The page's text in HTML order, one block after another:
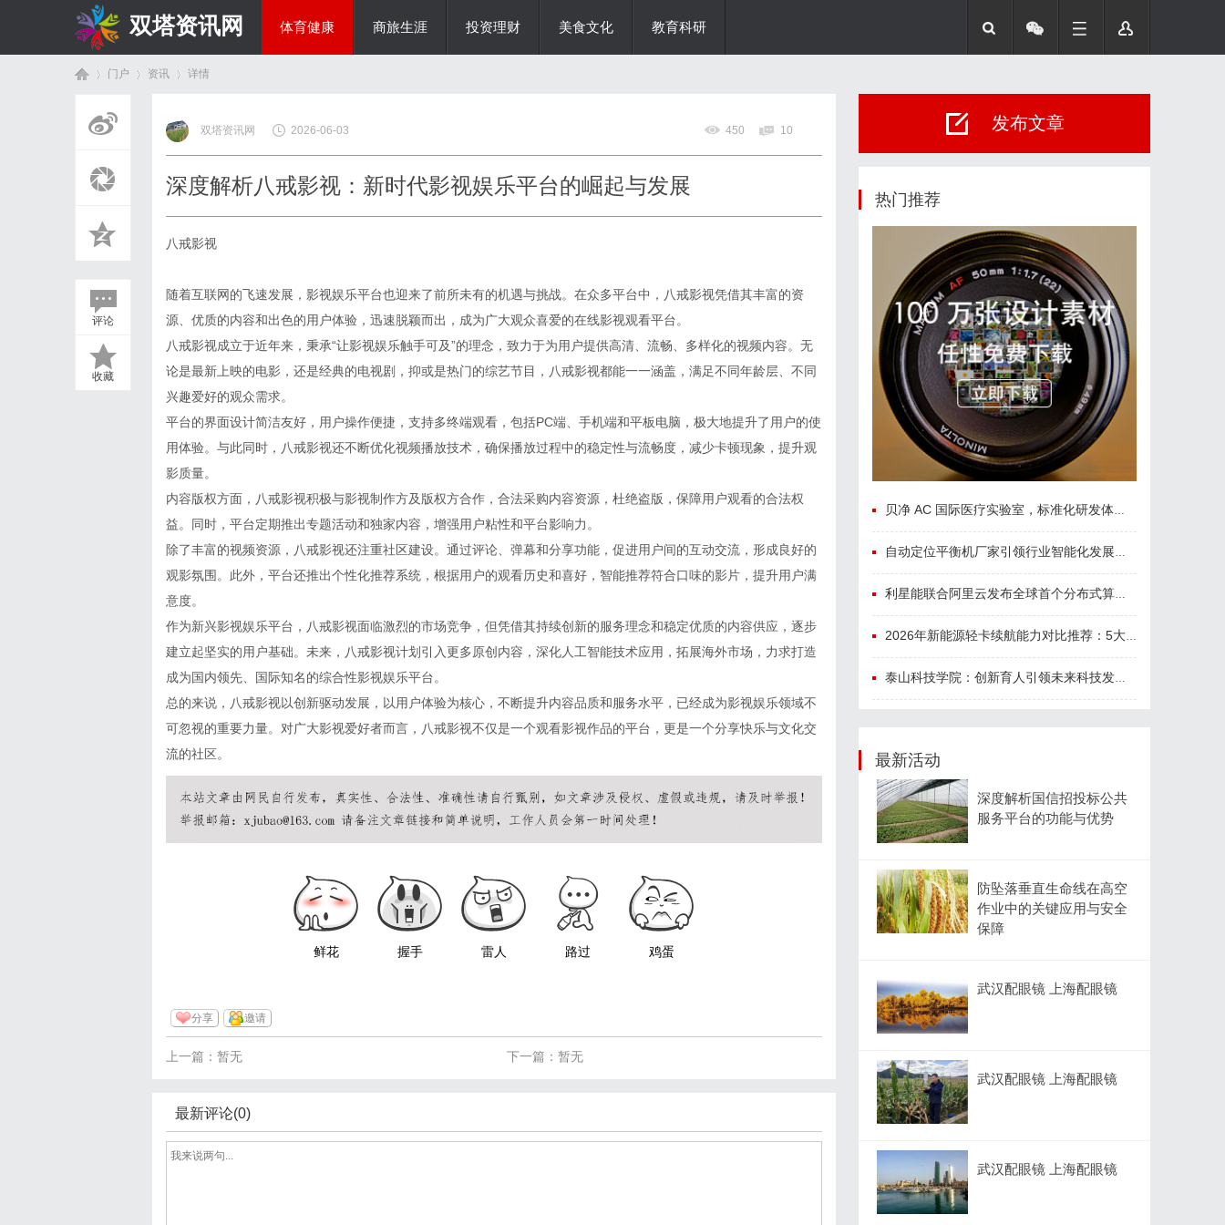
双塔资讯网 体育健康 商旅生涯 投资理财 美食文化 教育科研
门户 资讯
›
详情
评论
收藏
双塔资讯网 2026-06-03 450 10
深度解析八戒影视：新时代影视娱乐平台的崛起与发展
八戒影视
随着互联网的飞速发展，影视娱乐平台也迎来了前所未有的机遇与挑战。在众多平台中，八戒影视凭借其丰富的资
源、优质的内容和出色的用户体验，迅速脱颖而出，成为广大观众喜爱的在线影视观看平台。
八戒影视成立于近年来，秉承“让影视娱乐触手可及”的理念，致力于为用户提供高清、流畅、多样化的视频内容。无
论是最新上映的电影，还是经典的电视剧，抑或是热门的综艺节目，八戒影视都能一一涵盖，满足不同年龄层、不同
兴趣爱好的观众需求。
平台的界面设计简洁友好，用户操作便捷，支持多终端观看，包括PC端、手机端和平板电脑，极大地提升了用户的使
用体验。与此同时，八戒影视还不断优化视频播放技术，确保播放过程中的稳定性与流畅度，减少卡顿现象，提升观
影质量。
内容版权方面，八戒影视积极与影视制作方及版权方合作，合法采购内容资源，杜绝盗版，保障用户观看的合法权
益。同时，平台定期推出专题活动和独家内容，增强用户粘性和平台影响力。
除了丰富的视频资源，八戒影视还注重社区建设。通过评论、弹幕和分享功能，促进用户间的互动交流，形成良好的
观影氛围。此外，平台还推出个性化推荐系统，根据用户的观看历史和喜好，智能推荐符合口味的影片，提升用户满
意度。
作为新兴影视娱乐平台，八戒影视面临激烈的市场竞争，但凭借其持续创新的服务理念和稳定优质的内容供应，逐步
建立起坚实的用户基础。未来，八戒影视计划引入更多原创内容，深化人工智能技术应用，拓展海外市场，力求打造
成为国内领先、国际知名的综合性影视娱乐平台。
总的来说，八戒影视以创新驱动发展，以用户体验为核心，不断提升内容品质和服务水平，已经成为影视娱乐领域不
可忽视的重要力量。对广大影视爱好者而言，八戒影视不仅是一个观看影视作品的平台，更是一个分享快乐与文化交
流的社区。
鲜花 握手 雷人 路过 鸡蛋
分享 邀请
下一篇：暂无
上一篇：暂无
最新评论(0)
发布文章
热门推荐
贝净 AC 国际医疗实验室，标准化研发体系全解析
自动定位平衡机厂家引领行业智能化发展新趋势
利星能联合阿里云发布全球首个分布式算电协同解决方案
2026年新能源轻卡续航能力对比推荐：5大主流平台三维解析
泰山科技学院：创新育人引领未来科技发展新高地
最新活动
深度解析国信招投标公共
服务平台的功能与优势
防坠落垂直生命线在高空
作业中的关键应用与安全
保障
武汉配眼镜 上海配眼镜
武汉配眼镜 上海配眼镜
武汉配眼镜 上海配眼镜